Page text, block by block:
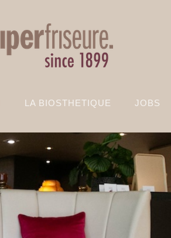
LA BIOSTHETIQUE JOBS